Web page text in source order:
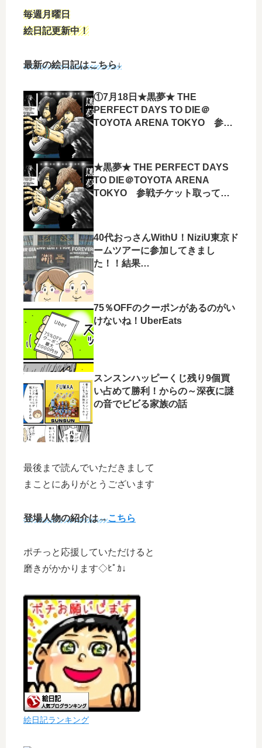
毎週月曜日
絵日記更新中！
最新の絵日記はこちら↓
①7月18日★黒夢★ THE
PERFECT DAYS TO DIE＠
TOYOTA ARENA TOKYO 参戦
★黒夢★ THE PERFECT DAYS
TO DIE＠TOYOTA ARENA
TOKYO 参戦チケット取ってき
40代おっさんWithU！NiziU東京ド
ームツアーに参加してきまし
た！！結果…
75％OFFのクーポンがあるのがい
けないね！UberEats
スンスンハッピーくじ残り9個買
い占めて勝利！からの～深夜に謎
の音でビビる家族の話
最後まで読んでいただきまして
まことにありがとうございます
登場人物の紹介は→こちら
ポチっと応援していただけると
磨きがかかります◇ﾋﾟｶ↓
絵日記ランキング